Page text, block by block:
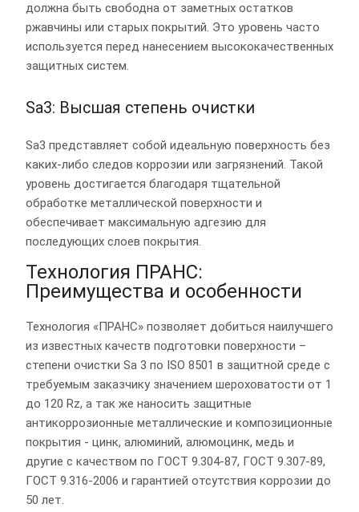
должна быть свободна от заметных остатков
ржавчины или старых покрытий. Это уровень часто
используется перед нанесением высококачественных
защитных систем.
Sa3: Высшая степень очистки
Sa3 представляет собой идеальную поверхность без
каких-либо следов коррозии или загрязнений. Такой
уровень достигается благодаря тщательной
обработке металлической поверхности и
обеспечивает максимальную адгезию для
последующих слоев покрытия.
Технология ПРАНС:
Преимущества и особенности
Технология «ПРАНС» позволяет добиться наилучшего
из известных качеств подготовки поверхности –
степени очистки Sa 3 по ISO 8501 в защитной среде с
требуемым заказчику значением шероховатости от 1
до 120 Rz, а так же​ наносить защитные
антикоррозионные металлические и композиционные
покрытия - цинк, алюминий, алюмоцинк, медь и
другие ​с качеством по ГОСТ 9.304-87, ГОСТ 9.307-89​,
ГОСТ 9.316-2006 и ​гарантией отсутствия коррозии до
50 лет.